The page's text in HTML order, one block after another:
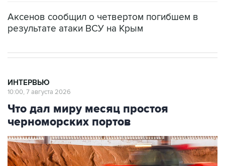
Аксенов сообщил о четвертом погибшем в
результате атаки ВСУ на Крым
ИНТЕРВЬЮ
10:00, 7 августа 2026
Что дал миру месяц простоя
черноморских портов